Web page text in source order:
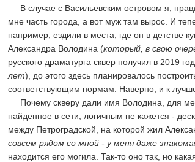
В случае с Васильевским островом я,
мне часть города, а вот муж там вырос. И
например, ездили в места, где он в детстве
Александра Володина (который, в свою
русского драматурга сквер получил в 2019
лет), до этого здесь планировалось
соответствующим нормам. Наверно, и к
Почему скверу дали имя Володина, для
найденное в сети, логичным не кажется -
между Петроградской, на которой жил
совсем рядом со мной - у меня даже
находится его могила. Так-то оно так, но